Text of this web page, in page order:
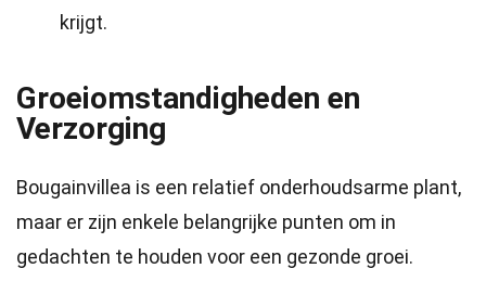
krijgt.
Groeiomstandigheden en
Verzorging
Bougainvillea is een relatief onderhoudsarme plant,
maar er zijn enkele belangrijke punten om in
gedachten te houden voor een gezonde groei.